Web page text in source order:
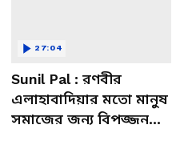
Sunil Pal : রণবীর
এলাহাবাদিয়ার মতো মানুষ
সমাজের জন্য বিপজ্জনক :
27:04